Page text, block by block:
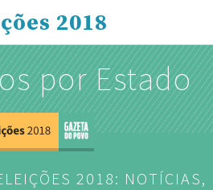
2018
por Estado
2018: NOTÍCIAS,